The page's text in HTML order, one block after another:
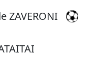
ZAVERONI